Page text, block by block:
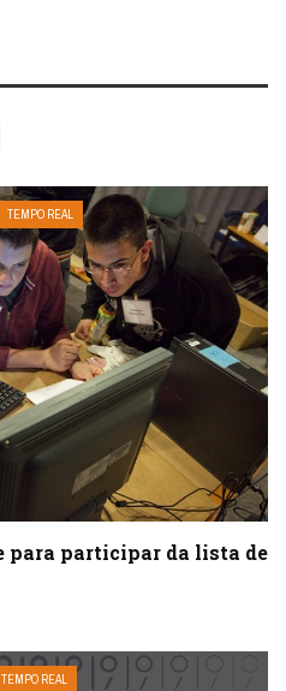
TEMPO REAL
para participar da lista de
TEMPO REAL